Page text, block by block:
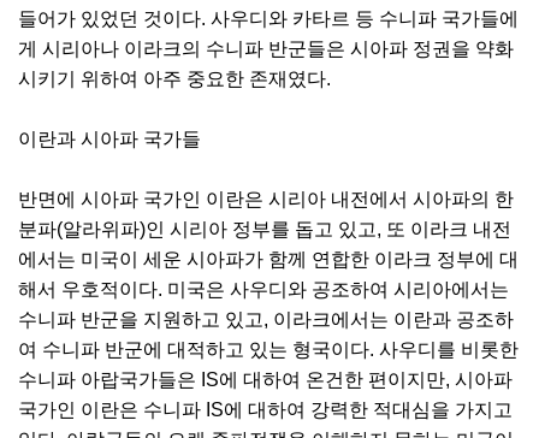
들어가 있었던 것이다. 사우디와 카타르 등 수니파 국가들에
게 시리아나 이라크의 수니파 반군들은 시아파 정권을 약화
시키기 위하여 아주 중요한 존재였다.
이란과 시아파 국가들
반면에 시아파 국가인 이란은 시리아 내전에서 시아파의 한
분파(알라위파)인 시리아 정부를 돕고 있고, 또 이라크 내전
에서는 미국이 세운 시아파가 함께 연합한 이라크 정부에 대
해서 우호적이다. 미국은 사우디와 공조하여 시리아에서는
수니파 반군을 지원하고 있고, 이라크에서는 이란과 공조하
여 수니파 반군에 대적하고 있는 형국이다. 사우디를 비롯한
수니파 아랍국가들은 IS에 대하여 온건한 편이지만, 시아파
국가인 이란은 수니파 IS에 대하여 강력한 적대심을 가지고